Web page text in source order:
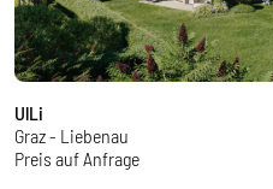
UlLi
Graz - Liebenau
Preis auf Anfrage